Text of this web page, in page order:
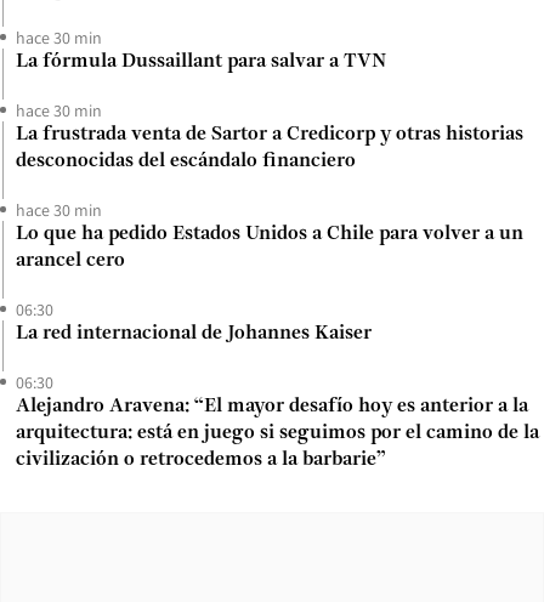
hace 30 min
La fórmula Dussaillant para salvar a TVN
hace 30 min
La frustrada venta de Sartor a Credicorp y otras historias
desconocidas del escándalo financiero
hace 30 min
Lo que ha pedido Estados Unidos a Chile para volver a un
arancel cero
06:30
La red internacional de Johannes Kaiser
06:30
Alejandro Aravena: “El mayor desafío hoy es anterior a la
arquitectura: está en juego si seguimos por el camino de la
civilización o retrocedemos a la barbarie”